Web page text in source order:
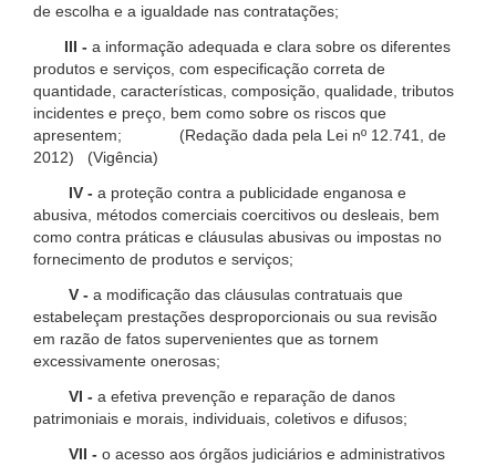
de escolha e a igualdade nas contratações;
III - a informação adequada e clara sobre os diferentes
produtos e serviços, com especificação correta de
quantidade, características, composição, qualidade, tributos
incidentes e preço, bem como sobre os riscos que
apresentem; (Redação dada pela Lei nº 12.741, de
2012) (Vigência)
IV - a proteção contra a publicidade enganosa e
abusiva, métodos comerciais coercitivos ou desleais, bem
como contra práticas e cláusulas abusivas ou impostas no
fornecimento de produtos e serviços;
V - a modificação das cláusulas contratuais que
estabeleçam prestações desproporcionais ou sua revisão
em razão de fatos supervenientes que as tornem
excessivamente onerosas;
VI - a efetiva prevenção e reparação de danos
patrimoniais e morais, individuais, coletivos e difusos;
VII - o acesso aos órgãos judiciários e administrativos